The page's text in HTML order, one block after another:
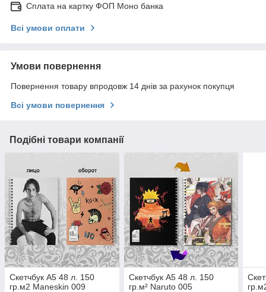
Сплата на картку ФОП Моно банка
Всі умови оплати
Умови повернення
Повернення товару впродовж 14 днів за рахунок покупця
Всі умови повернення
Подібні товари компанії
Скетчбук А5 48 л. 150
гр.м2 Maneskin 009
Скетчбук А5 48 л. 150
гр.м² Naruto 005